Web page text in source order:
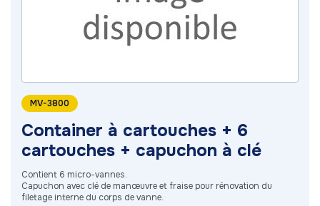
MV-3800
Container à cartouches + 6
cartouches + capuchon à clé
Contient 6 micro-vannes.
Capuchon avec clé de manœuvre et fraise pour rénovation du
filetage interne du corps de vanne.